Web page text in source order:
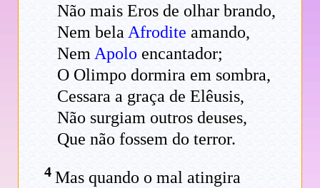
Não mais Eros de olhar brando,
Nem bela Afrodite amando,
Nem Apolo encantador;
O Olimpo dormira em sombra,
Cessara a graça de Elêusis,
Não surgiam outros deuses,
Que não fossem do terror.
4 Mas quando o mal atingira